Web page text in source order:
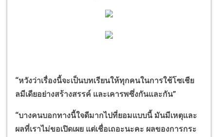
“หวังว่าเรื่องนี้จะเป็นบทเรียนให้ทุกคนในการใช้โซเชีย
ลมีเดียอย่างสร้างสรรค์ และเคารพซึ่งกันและกัน”
“บางคนบอกทางนี้ใจดีมากไปที่ยอมแบบนี้ มันมีเหตุและ
ผลที่เราไม่ขอเปิดเผย แต่เชื่อเถอะนะคะ ผลของการกระ